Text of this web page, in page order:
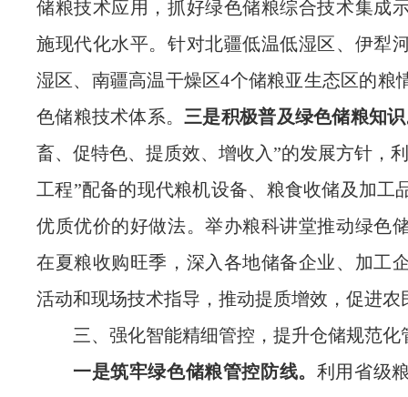
储粮技术应用，抓好绿色储粮综合技术集成
施现代化水平。 针对北疆低温低湿区、伊犁
湿区、南疆高温干燥区4个储粮亚生态区的粮
色储粮技术体系。 三是积极普及绿色储粮知
畜、促特色、提质效、增收入”的发展方针 ，
工程”配备的现代粮机设备、粮食收储及加工
优质优价的好做法。举办粮科讲堂推动绿色
在夏粮收购旺季，深入各地储备企业、加工
活动和现场技术指导，推动提质增效，促进农
三、 强化智能精细管控，提升仓储规范化
一是筑牢绿色储粮管控防线。 利用省级